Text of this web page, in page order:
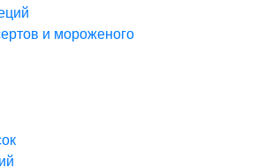
и мороженого